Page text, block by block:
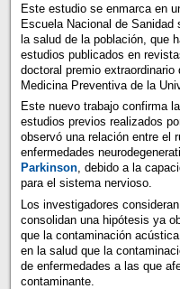
Este estudio se enmarca en
Escuela Nacional de
la salud de la población, que
estudios publicados en
doctoral premio
Medicina Preventiva de la
Este nuevo trabajo confirma
estudios previos realizados
observó una relación entre el
enfermedades
Parkinson, debido a la
para el sistema nervioso.
Los investigadores
consolidan una hipótesis ya
que la contaminación
en la salud que la
de enfermedades a las que
contaminante.